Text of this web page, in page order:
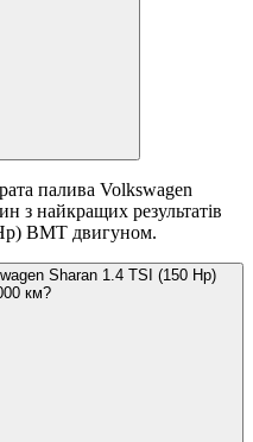
палива Volkswagen
з найкращих результатів
BMT двигуном.
Sharan 1.4 TSI (150 Hp)
км?